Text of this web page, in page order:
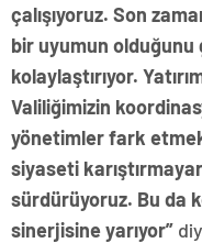
çalışıyoruz. Son
bir uyumun olduğunu
kolaylaştırıyor.
Valiliğimizin
yönetimler fark
siyaseti
sürdürüyoruz. Bu da
sinerjisine yarıyor”